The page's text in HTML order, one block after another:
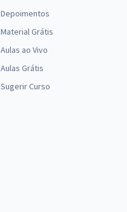
Depoimentos
Material Grátis
Aulas ao Vivo
Aulas Grátis
Sugerir Curso